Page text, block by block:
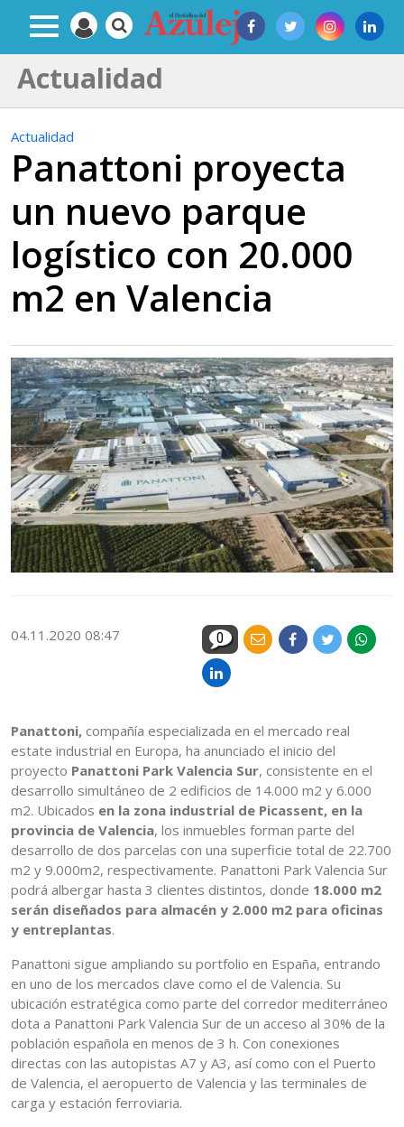
Actualidad
Actualidad
Panattoni proyecta
un nuevo parque
logístico con 20.000
m2 en Valencia
04.11.2020 08:47 0
Panattoni, compañía especializada en el mercado real
estate industrial en Europa, ha anunciado el inicio del
proyecto Panattoni Park Valencia Sur, consistente en el
desarrollo simultáneo de 2 edificios de 14.000 m2 y 6.000
m2. Ubicados en la zona industrial de Picassent, en la
provincia de Valencia, los inmuebles forman parte del
desarrollo de dos parcelas con una superficie total de 22.700
m2 y 9.000m2, respectivamente. Panattoni Park Valencia Sur
podrá albergar hasta 3 clientes distintos, donde 18.000 m2
serán diseñados para almacén y 2.000 m2 para oficinas
y entreplantas.
Panattoni sigue ampliando su portfolio en España, entrando
en uno de los mercados clave como el de Valencia. Su
ubicación estratégica como parte del corredor mediterráneo
dota a Panattoni Park Valencia Sur de un acceso al 30% de la
población española en menos de 3 h. Con conexiones
directas con las autopistas A7 y A3, así como con el Puerto
de Valencia, el aeropuerto de Valencia y las terminales de
carga y estación ferroviaria.